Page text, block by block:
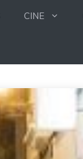
CINE